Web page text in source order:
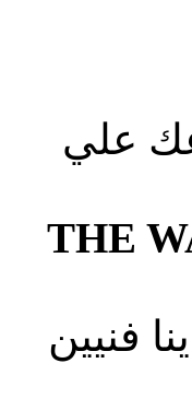
علي
THE
فنيين